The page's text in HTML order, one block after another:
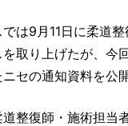
お問い合
は9月11日に柔道
取り上げたが、今
セの通知資料を公開
整復師・施術担当